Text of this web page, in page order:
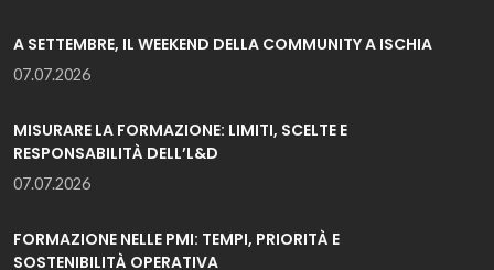
A SETTEMBRE, IL WEEKEND DELLA COMMUNITY A ISCHIA
07.07.2026
MISURARE LA FORMAZIONE: LIMITI, SCELTE E
RESPONSABILITÀ DELL’L&D
07.07.2026
FORMAZIONE NELLE PMI: TEMPI, PRIORITÀ E
SOSTENIBILITÀ OPERATIVA